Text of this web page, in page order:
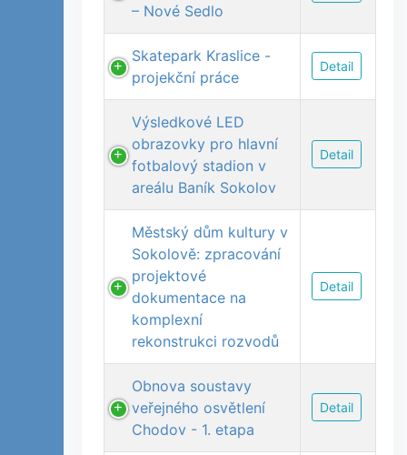
– Nové Sedlo
Skatepark Kraslice -
projekční práce
Detail
Výsledkové LED
obrazovky pro hlavní
fotbalový stadion v
areálu Baník Sokolov
Detail
Městský dům kultury v
Sokolově: zpracování
projektové
dokumentace na
komplexní
rekonstrukci rozvodů
Detail
Obnova soustavy
veřejného osvětlení
Chodov - 1. etapa
Detail